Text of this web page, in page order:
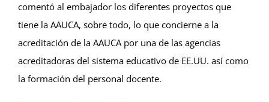
comentó al embajador los diferentes proyectos que
tiene la AAUCA, sobre todo, lo que concierne a la
acreditación de la AAUCA por una de las agencias
acreditadoras del sistema educativo de EE.UU. así como
la formación del personal docente.